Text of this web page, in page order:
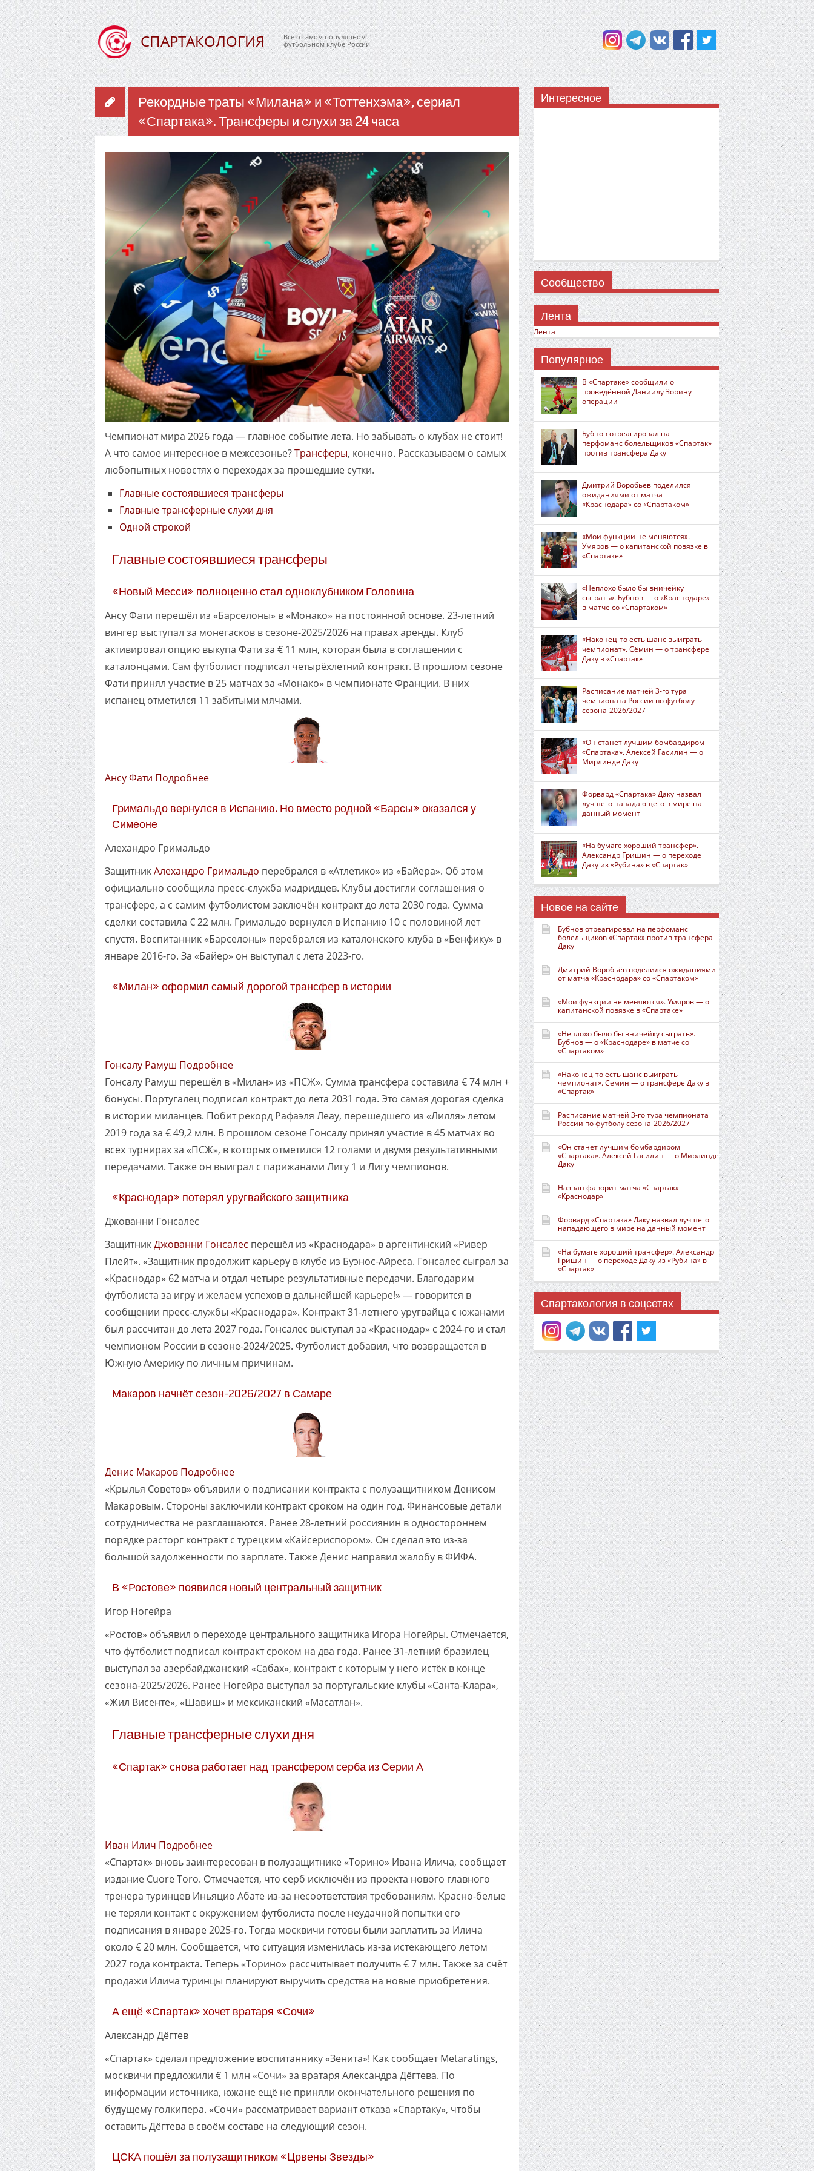
СПАРТАКОЛОГИЯ
Всё о самом популярном
футбольном клубе России
Рекордные траты «Милана» и «Тоттенхэма», сериал
«Спартака». Трансферы и слухи за 24 часа
Чемпионат мира 2026 года — главное событие лета. Но забывать о клубах не стоит!
А что самое интересное в межсезонье?Трансферы, конечно. Рассказываем о самых
любопытных новостях о переходах за прошедшие сутки.
Главные состоявшиеся трансферы
Главные трансферные слухи дня
Одной строкой
Главные состоявшиеся трансферы
«Новый Месси» полноценно стал одноклубником Головина
Ансу Фати перешёл из «Барселоны» в «Монако» на постоянной основе. 23-летний
вингер выступал за монегасков в сезоне-2025/2026 на правах аренды. Клуб
активировал опцию выкупа Фати за € 11 млн, которая была в соглашении с
каталонцами. Сам футболист подписал четырёхлетний контракт. В прошлом сезоне
Фати принял участие в 25 матчах за «Монако» в чемпионате Франции. В них
испанец отметился 11 забитыми мячами.
Ансу Фати Подробнее
Гримальдо вернулся в Испанию. Но вместо родной «Барсы» оказался у
Симеоне
Алехандро Гримальдо
ЗащитникАлехандро Гримальдо перебрался в «Атлетико» из «Байера». Об этом
официально сообщила пресс-служба мадридцев. Клубы достигли соглашения о
трансфере, а с самим футболистом заключён контракт до лета 2030 года. Сумма
сделки составила € 22 млн. Гримальдо вернулся в Испанию 10 с половиной лет
спустя. Воспитанник «Барселоны» перебрался из каталонского клуба в «Бенфику» в
январе 2016-го. За «Байер» он выступал с лета 2023-го.
«Милан» оформил самый дорогой трансфер в истории
Гонсалу Рамуш Подробнее
Гонсалу Рамуш перешёл в «Милан» из «ПСЖ». Сумма трансфера составила € 74 млн +
бонусы. Португалец подписал контракт до лета 2031 года. Это самая дорогая сделка
в истории миланцев. Побит рекорд Рафаэля Леау, перешедшего из «Лилля» летом
2019 года за € 49,2 млн. В прошлом сезоне Гонсалу принял участие в 45 матчах во
всех турнирах за «ПСЖ», в которых отметился 12 голами и двумя результативными
передачами. Также он выиграл с парижанами Лигу 1 и Лигу чемпионов.
«Краснодар» потерял уругвайского защитника
Джованни Гонсалес
ЗащитникДжованни Гонсалес перешёл из «Краснодара» в аргентинский «Ривер
Плейт». «Защитник продолжит карьеру в клубе из Буэнос-Айреса. Гонсалес сыграл за
«Краснодар» 62 матча и отдал четыре результативные передачи. Благодарим
футболиста за игру и желаем успехов в дальнейшей карьере!» — говорится в
сообщении пресс-службы «Краснодара». Контракт 31-летнего уругвайца с южанами
был рассчитан до лета 2027 года. Гонсалес выступал за «Краснодар» с 2024-го и стал
чемпионом России в сезоне-2024/2025. Футболист добавил, что возвращается в
Южную Америку по личным причинам.
Макаров начнёт сезон-2026/2027 в Самаре
Денис Макаров Подробнее
«Крылья Советов» объявили о подписании контракта с полузащитником Денисом
Макаровым. Стороны заключили контракт сроком на один год. Финансовые детали
сотрудничества не разглашаются. Ранее 28-летний россиянин в одностороннем
порядке расторг контракт с турецким «Кайсериспором». Он сделал это из-за
большой задолженности по зарплате. Также Денис направил жалобу в ФИФА.
В «Ростове» появился новый центральный защитник
Игор Ногейра
«Ростов» объявил о переходе центрального защитника Игора Ногейры. Отмечается,
что футболист подписал контракт сроком на два года. Ранее 31-летний бразилец
выступал за азербайджанский «Сабах», контракт с которым у него истёк в конце
сезона-2025/2026. Ранее Ногейра выступал за португальские клубы «Санта-Клара»,
«Жил Висенте», «Шавиш» и мексиканский «Масатлан».
Главные трансферные слухи дня
«Спартак» снова работает над трансфером серба из Серии А
Иван Илич Подробнее
«Спартак» вновь заинтересован в полузащитнике «Торино» Ивана Илича, сообщает
издание Cuore Toro. Отмечается, что серб исключён из проекта нового главного
тренера туринцев Иньяцио Абате из-за несоответствия требованиям. Красно-белые
не теряли контакт с окружением футболиста после неудачной попытки его
подписания в январе 2025-го. Тогда москвичи готовы были заплатить за Илича
около € 20 млн. Сообщается, что ситуация изменилась из-за истекающего летом
2027 года контракта. Теперь «Торино» рассчитывает получить € 7 млн. Также за счёт
продажи Илича туринцы планируют выручить средства на новые приобретения.
А ещё «Спартак» хочет вратаря «Сочи»
Александр Дёгтев
«Спартак» сделал предложение воспитаннику «Зенита»! Как сообщает Metaratings,
москвичи предложили € 1 млн «Сочи» за вратаря Александра Дёгтева. По
информации источника, южане ещё не приняли окончательного решения по
будущему голкипера. «Сочи» рассматривает вариант отказа «Спартаку», чтобы
оставить Дёгтева в своём составе на следующий сезон.
ЦСКА пошёл за полузащитником «Црвены Звезды»
Интересное
Сообщество
Лента
Лента
Популярное
В «Спартаке» сообщили о
проведённой Даниилу Зорину
операции
Бубнов отреагировал на
перфоманс болельщиков «Спартак»
против трансфера Даку
Дмитрий Воробьёв поделился
ожиданиями от матча
«Краснодара» со «Спартаком»
«Мои функции не меняются».
Умяров — о капитанской повязке в
«Спартаке»
«Неплохо было бы вничейку
сыграть». Бубнов — о «Краснодаре»
в матче со «Спартаком»
«Наконец-то есть шанс выиграть
чемпионат». Сёмин — о трансфере
Даку в «Спартак»
Расписание матчей 3-го тура
чемпионата России по футболу
сезона-2026/2027
«Он станет лучшим бомбардиром
«Спартака». Алексей Гасилин — о
Мирлинде Даку
Форвард «Спартака» Даку назвал
лучшего нападающего в мире на
данный момент
«На бумаге хороший трансфер».
Александр Гришин — о переходе
Даку из «Рубина» в «Спартак»
Новое на сайте
Бубнов отреагировал на перфоманс
болельщиков «Спартак» против трансфера
Даку
Дмитрий Воробьёв поделился ожиданиями
от матча «Краснодара» со «Спартаком»
«Мои функции не меняются». Умяров — о
капитанской повязке в «Спартаке»
«Неплохо было бы вничейку сыграть».
Бубнов — о «Краснодаре» в матче со
«Спартаком»
«Наконец-то есть шанс выиграть
чемпионат». Сёмин — о трансфере Даку в
«Спартак»
Расписание матчей 3-го тура чемпионата
России по футболу сезона-2026/2027
«Он станет лучшим бомбардиром
«Спартака». Алексей Гасилин — о Мирлинде
Даку
Назван фаворит матча «Спартак» —
«Краснодар»
Форвард «Спартака» Даку назвал лучшего
нападающего в мире на данный момент
«На бумаге хороший трансфер». Александр
Гришин — о переходе Даку из «Рубина» в
«Спартак»
Спартакология в соцсетях